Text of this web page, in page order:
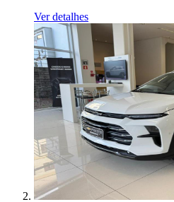
Ver detalhes